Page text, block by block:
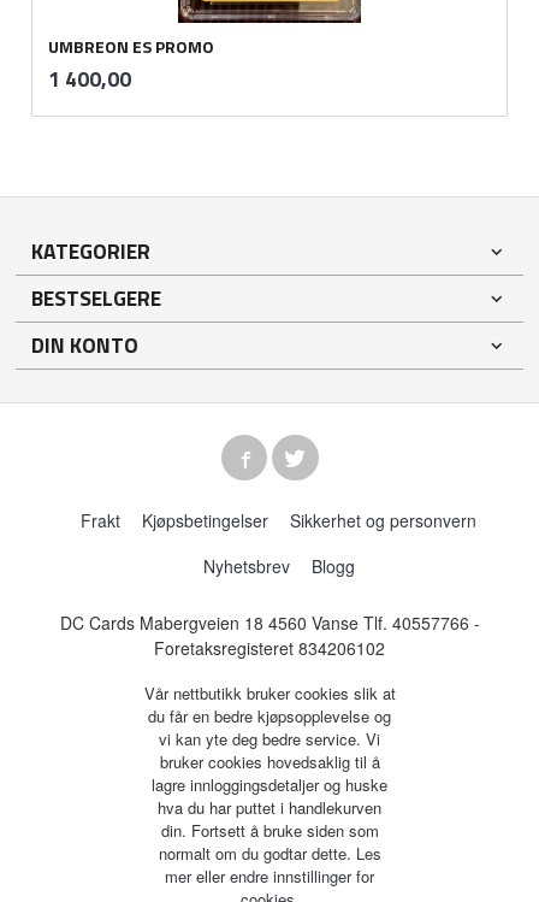
UMBREON ES PROMO
Pris
1 400,00mva.
KATEGORIER
BESTSELGERE
DIN KONTO
Frakt Kjøpsbetingelser
Sikkerhet og personvern
Nyhetsbrev
Blogg
DC Cards Mabergveien 18 4560 Vanse Tlf. 40557766 -
Foretaksregisteret 834206102
Vår nettbutikk bruker cookies slik at
du får en bedre kjøpsopplevelse og
vi kan yte deg bedre service. Vi
bruker cookies hovedsaklig til å
lagre innloggingsdetaljer og huske
hva du har puttet i handlekurven
din. Fortsett å bruke siden som
normalt om du godtar dette. Les
merellerendre innstillinger for